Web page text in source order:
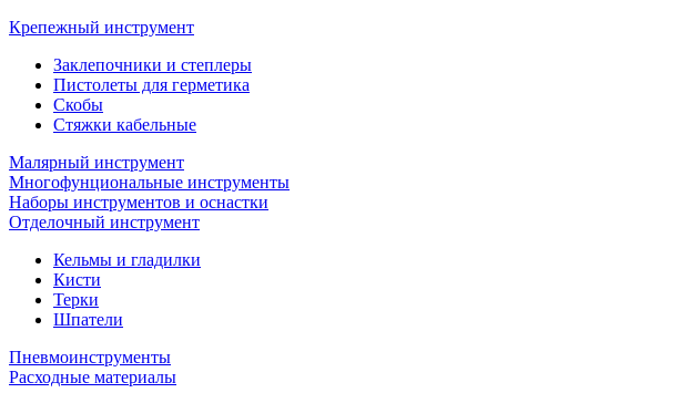
Крепежный инструмент
Заклепочники и степлеры
Пистолеты для герметика
Скобы
Стяжки кабельные
Малярный инструмент
Многофунциональные инструменты
Наборы инструментов и оснастки
Отделочный инструмент
Кельмы и гладилки
Кисти
Терки
Шпатели
Пневмоинструменты
Расходные материалы